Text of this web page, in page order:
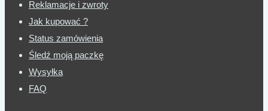
Reklamacje i zwroty
Jak kupować ?
Status zamówienia
Śledź moją paczkę
Wysyłka
FAQ